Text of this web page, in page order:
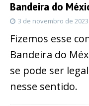
Bandeira do
3 de novembro de 2023
Fizemos esse
Bandeira do
se pode ser
nesse sentido.